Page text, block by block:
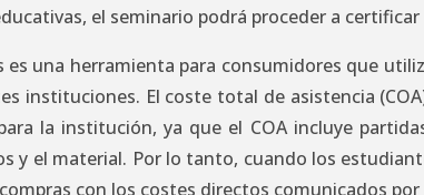
el seminario podrá proceder a
es una herramienta para consumidores que
instituciones. El coste total de asistencia
la institución, ya que el COA incluye
y el material. Por lo tanto, cuando los
con los costes directos comunicados